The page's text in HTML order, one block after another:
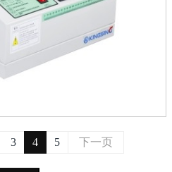
3 4 5 下一页